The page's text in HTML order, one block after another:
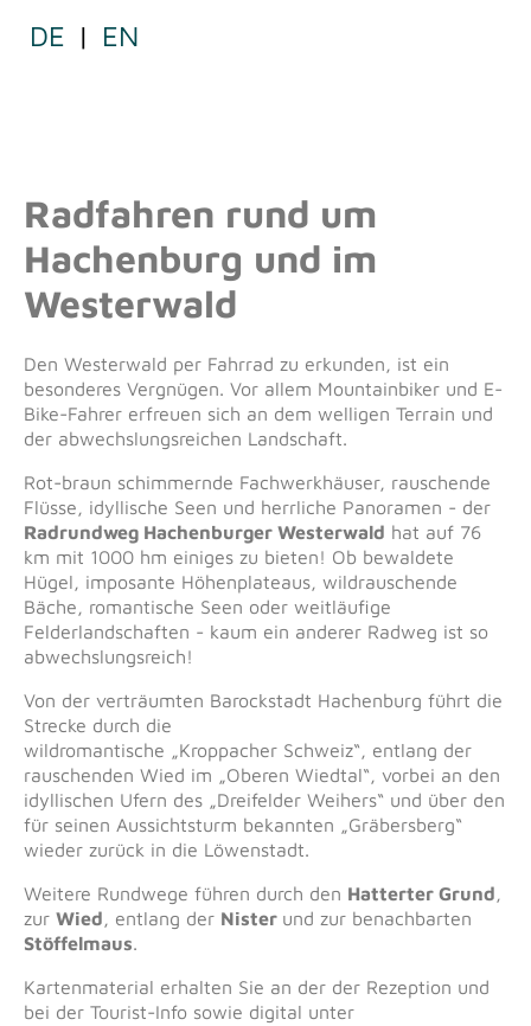
DE | EN
Radfahren rund um
Hachenburg und im
Westerwald
Den Westerwald per Fahrrad zu erkunden, ist ein
besonderes Vergnügen. Vor allem Mountainbiker und E-
Bike-Fahrer erfreuen sich an dem welligen Terrain und
der abwechslungsreichen Landschaft.
Rot-braun schimmernde Fachwerkhäuser, rauschende
Flüsse, idyllische Seen und herrliche Panoramen - der
Radrundweg Hachenburger Westerwald hat auf 76
km mit 1000 hm einiges zu bieten! Ob bewaldete
Hügel, imposante Höhenplateaus, wildrauschende
Bäche, romantische Seen oder weitläufige
Felderlandschaften - kaum ein anderer Radweg ist so
abwechslungsreich!
Von der verträumten Barockstadt Hachenburg führt die
Strecke durch die
wildromantische „Kroppacher Schweiz“, entlang der
rauschenden Wied im „Oberen Wiedtal“, vorbei an den
idyllischen Ufern des „Dreifelder Weihers“ und über den
für seinen Aussichtsturm bekannten „Gräbersberg“
wieder zurück in die Löwenstadt.
Weitere Rundwege führen durch den Hatterter Grund,
zur Wied, entlang der Nister und zur benachbarten
Stöffelmaus.
Kartenmaterial erhalten Sie an der der Rezeption und
bei der Tourist-Info sowie digital unter